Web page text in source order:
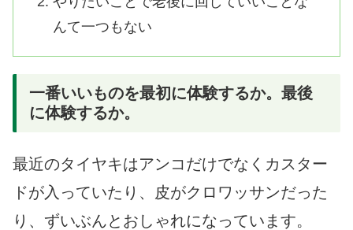
んて一つもない
一番いいものを最初に体験するか。最後
に体験するか。
最近のタイヤキはアンコだけでなくカスター
ドが入っていたり、皮がクロワッサンだった
り、ずいぶんとおしゃれになっています。